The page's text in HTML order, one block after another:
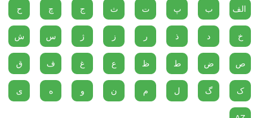
الف ب پ ت ث ج چ ح
خ د ذ ر ز ژ س ش
ص ض ط ظ ع غ ف ق
ک گ ل م ن و ه ی